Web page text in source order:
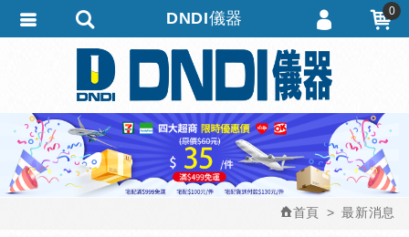
首頁 最新消息
DNDI儀器 0
會員登入
會員註冊
忘記密碼
訂單查詢
追蹤清單
繁體中文